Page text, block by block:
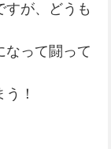
すが、どうも
なって闘って
！